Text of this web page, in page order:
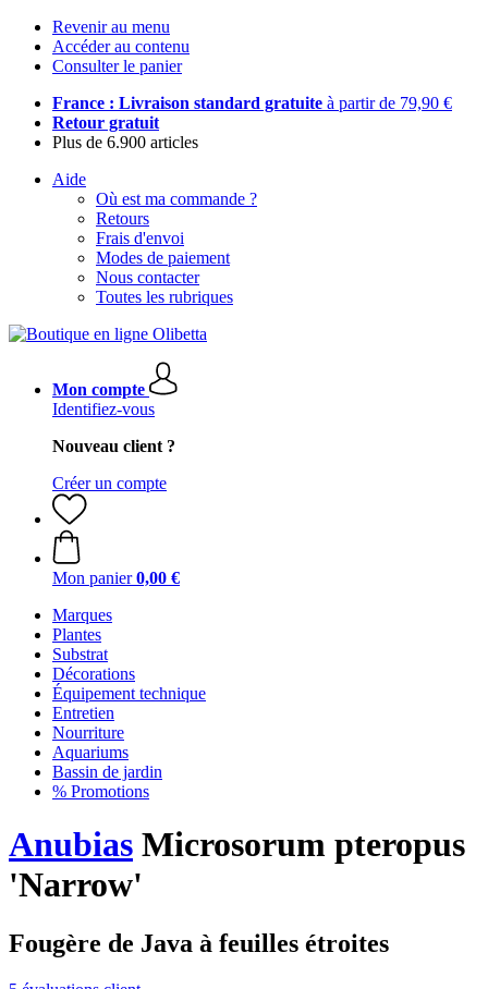
Revenir au menu
Accéder au contenu
Consulter le panier
France : Livraison standard gratuite à partir de 79,90 €
Retour gratuit
Plus de 6.900 articles
Aide
Où est ma commande ?
Retours
Frais d'envoi
Modes de paiement
Nous contacter
Toutes les rubriques
Mon compte
Identifiez-vous
Nouveau client ?
Créer un compte
Mon panier 0,00 €
Marques
Plantes
Substrat
Décorations
Équipement technique
Entretien
Nourriture
Aquariums
Bassin de jardin
% Promotions
Anubias Microsorum pteropus
'Narrow'
Fougère de Java à feuilles étroites